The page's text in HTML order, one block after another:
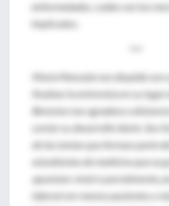
enfermedades, cuáles son los
implicados.
María Manuela nos despide con
finalizar la entrevista en su lugar
Berenice nos agradece a
contar su desarrollo diario. Sus
de las tantas que forman parte
estudiantes de medicina que se
apuestan, total o parcialmente,
laboral con menos pacientes y